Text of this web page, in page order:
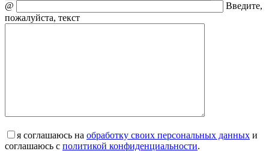
@
Введите,
пожалуйста, текст
я соглашаюсь на обработку своих персональных данных и
соглашаюсь с политикой конфиденциальности.